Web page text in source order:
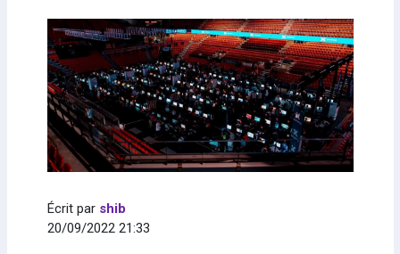
Écrit par shib
20/09/2022 21:33